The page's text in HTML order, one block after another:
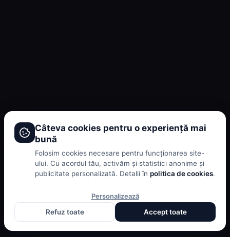
Câteva cookies pentru o experiență mai
bună
Folosim cookies necesare pentru funcționarea site-
ului. Cu acordul tău, activăm și statistici anonime și
publicitate personalizată. Detalii în politica de cookies.
Personalizează
Refuz toate
Accept toate